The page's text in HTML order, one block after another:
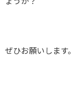
ぜひお願いします。